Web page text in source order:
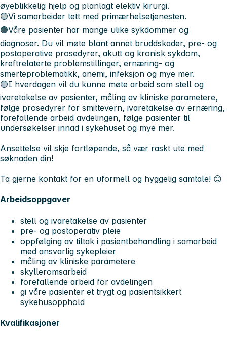
øyeblikkelig hjelp og planlagt elektiv kirurgi.
🟢Vi samarbeider tett med primærhelsetjenesten.
🟢Våre pasienter har mange ulike sykdommer og
diagnoser. Du vil møte blant annet bruddskader, pre- og
postoperative prosedyrer, akutt og kronisk sykdom,
kreftrelaterte problemstillinger, ernæring- og
smerteproblematikk, anemi, infeksjon og mye mer.
🟢I hverdagen vil du kunne møte arbeid som stell og
ivaretakelse av pasienter, måling av kliniske parametere,
følge prosedyrer for smittevern, ivaretakelse av ernæring,
forefallende arbeid avdelingen, følge pasienter til
undersøkelser innad i sykehuset og mye mer.
Ansettelse vil skje fortløpende, så vær raskt ute med
søknaden din!
Ta gjerne kontakt for en uformell og hyggelig samtale! 😊
Arbeidsoppgaver
stell og ivaretakelse av pasienter
pre- og postoperativ pleie
oppfølging av tiltak i pasientbehandling i samarbeid
med ansvarlig sykepleier
måling av kliniske parametere
skylleromsarbeid
forefallende arbeid for avdelingen
gi våre pasienter et trygt og pasientsikkert
sykehusopphold
Kvalifikasjoner